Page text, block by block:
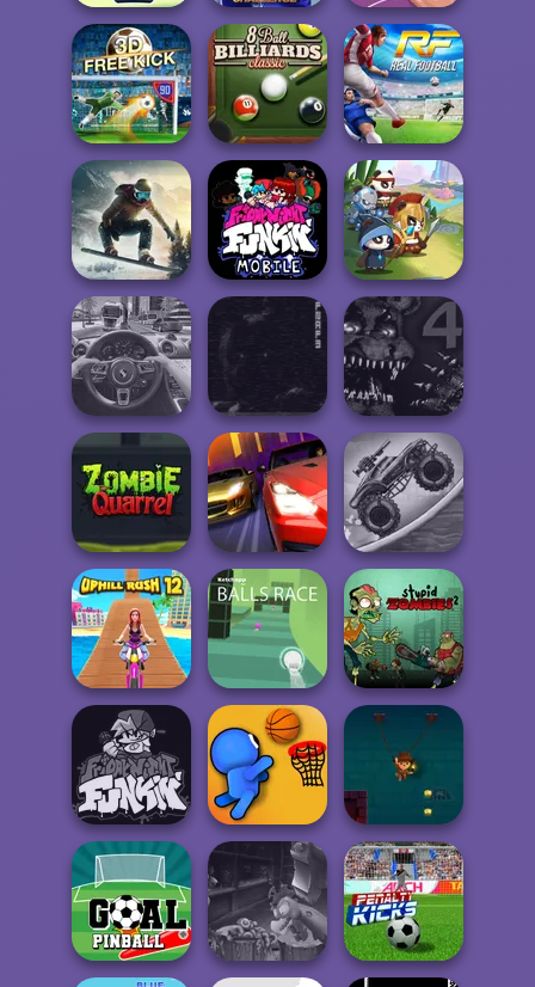
Cricket Legends
Real Football
Challenge
Perfect Piano
Free Kick Classic
8 Ball Billiards
Classic
Real Football
Snowboard King
2024
Panda Legend
Traffic Jam 3D
Five Nights at
Freddy's 3
Five Nights at
Freddy’s 4
Zombie Quarrel Drag Racing City
Zombie Monster
Truck
Uphill Rush 12 Balls Race
Stupid Zombies
Friday Night
Funkin'
Basket Battle
The Lasso of
Fortune